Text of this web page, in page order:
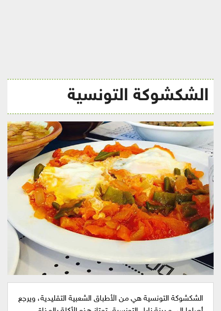
الشكشوكة التونسية
الشكشوكة التونسية هي من الأطباق الشعبية التقليدية، ويرجع